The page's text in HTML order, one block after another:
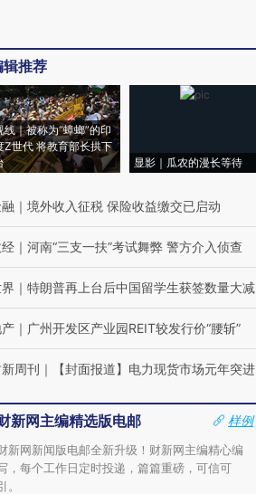
辑推荐
线｜被称为“蟑螂”的印
Z世代 将教育部长拱下
显影｜瓜农的漫长等待
｜ 境外收入征税 保险收益缴交已启动
｜ 河南“三支一扶”考试舞弊 警方介入侦查
｜ 特朗普再上台后中国留学生获签数量大减
｜ 广州开发区产业园REIT较发行价“腰斩”
周刊 ｜ 【封面报道】电力现货市场元年突进
新网主编精选版电邮
样例
新网新闻版电邮全新升级！财新网主编精心编
，每个工作日定时投递，篇篇重磅，可信可
。